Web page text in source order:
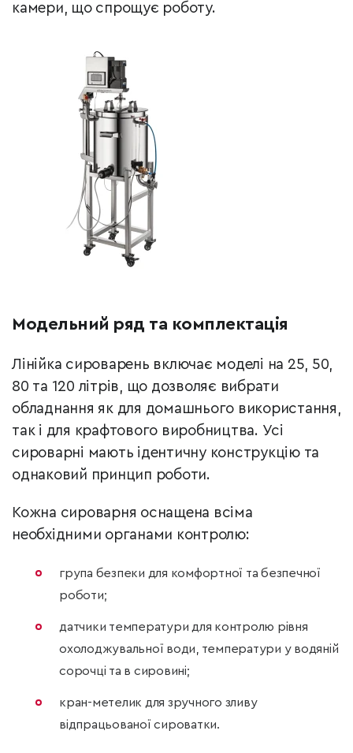
камери, що спрощує роботу.
Модельний ряд та комплектація
Лінійка сироварень включає моделі на 25, 50,
80 та 120 літрів, що дозволяє вибрати
обладнання як для домашнього використання,
так і для крафтового виробництва. Усі
сироварні мають ідентичну конструкцію та
однаковий принцип роботи.
Кожна сироварня оснащена всіма
необхідними органами контролю:
група безпеки для комфортної та безпечної
роботи;
датчики температури для контролю рівня
охолоджувальної води, температури у водяній
сорочці та в сировині;
кран-метелик для зручного зливу
відпрацьованої сироватки.